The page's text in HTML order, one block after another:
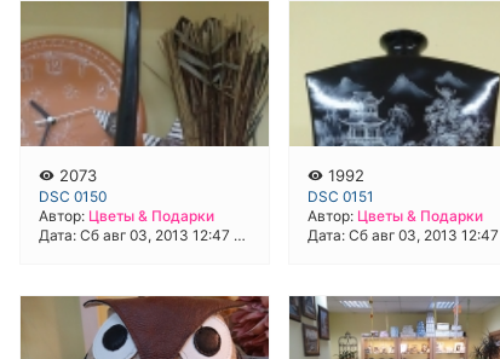
2073
DSC 0150
Автор: Цветы & Подарки
Дата: Сб авг 03, 2013 12:47 pm
1992
DSC 0151
Автор: Цветы & Подарки
Дата: Сб авг 03, 2013 12:47 pm